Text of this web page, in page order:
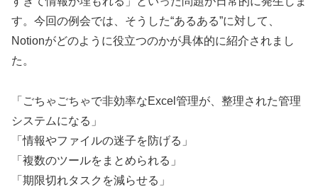
す。今回の例会では、そうした“あるある”に対して、
Notionがどのように役立つのかが具体的に紹介されまし
た。
「ごちゃごちゃで非効率なExcel管理が、整理された管理
システムになる」
「情報やファイルの迷子を防げる」
「複数のツールをまとめられる」
「期限切れタスクを減らせる」